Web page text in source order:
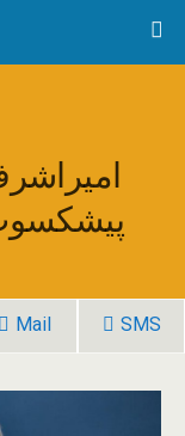
Mail SMS